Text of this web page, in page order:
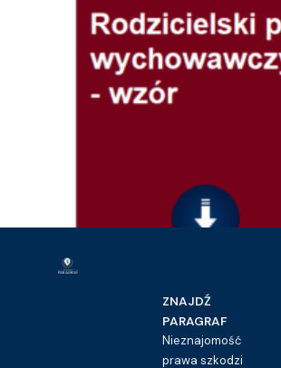
Rodzicielski plan
ZNAJDŹ
PARAGRAF
Nieznajomość
prawa szkodzi